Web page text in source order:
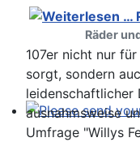
Please send your
Räder
107er nicht nur
sorgt, sondern
leidenschaftlicher
ausnahmsweise
Umfrage "Willys